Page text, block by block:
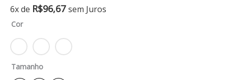
6x de R$96,67 sem Juros
Cor
Tamanho
Blazer
quantidade